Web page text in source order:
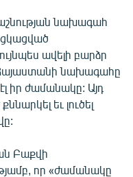
նախագահ
ավելի բարձր
Հայաստանի նախագահը
իր ժամանակը: Այդ
եւ լուծել
Բաքվի
որ «ժամանակը